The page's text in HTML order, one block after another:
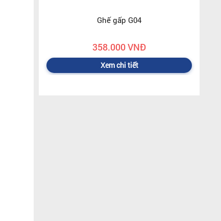
Ghế gấp G04
358.000 VNĐ
Xem chi tiết